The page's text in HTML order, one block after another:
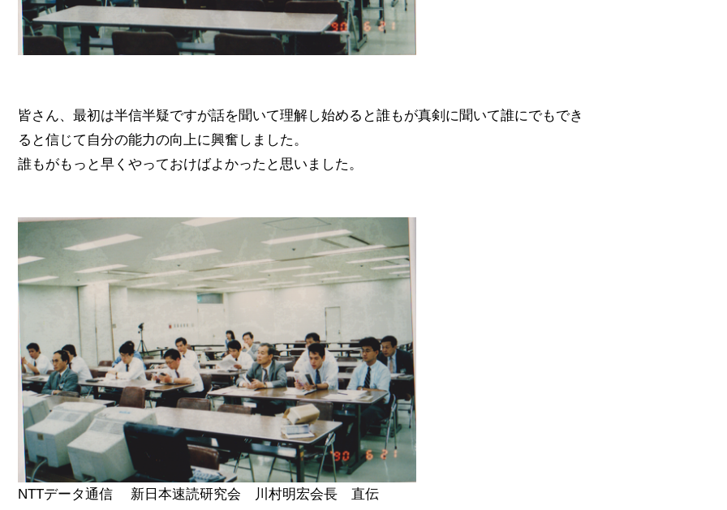
皆さん、最初は半信半疑ですが話を聞いて理解し始めると誰もが真剣に聞いて誰にでもでき
ると信じて自分の能力の向上に興奮しました。
誰もがもっと早くやっておけばよかったと思いました。
NTTデータ通信 新日本速読研究会 川村明宏会長 直伝